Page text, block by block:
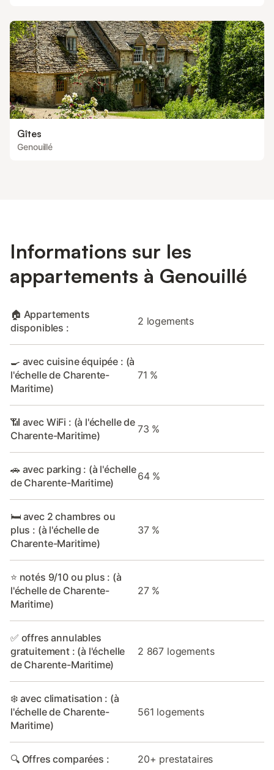
Gîtes
Genouillé
Informations sur les
appartements à Genouillé
🏠 Appartements
disponibles :
2 logements
🍳 avec cuisine équipée : (à
l'échelle de Charente-
Maritime)
71 %
📶 avec WiFi : (à l'échelle de
Charente-Maritime)
73 %
🚗 avec parking : (à l'échelle
de Charente-Maritime)
64 %
🛏️ avec 2 chambres ou
plus : (à l'échelle de
Charente-Maritime)
37 %
⭐ notés 9/10 ou plus : (à
l'échelle de Charente-
Maritime)
27 %
✅ offres annulables
gratuitement : (à l'échelle
de Charente-Maritime)
2 867 logements
❄️ avec climatisation : (à
l'échelle de Charente-
Maritime)
561 logements
🔍 Offres comparées : 20+ prestataires